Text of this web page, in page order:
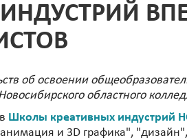
об освоении
областного
Школы креативных индустрий
и 3D графика",